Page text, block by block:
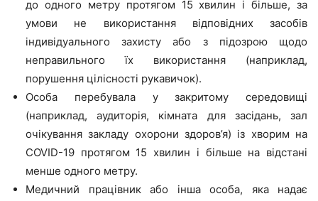
до одного метру протягом 15 хвилин і більше, за
умови не використання відповідних засобів
індивідуального захисту або з підозрою щодо
неправильного їх використання (наприклад,
порушення цілісності рукавичок).
Особа перебувала у закритому середовищі
(наприклад, аудиторія, кімната для засідань, зал
очікування закладу охорони здоров’я) із хворим на
COVID-19 протягом 15 хвилин і більше на відстані
менше одного метру.
Медичний працівник або інша особа, яка надає